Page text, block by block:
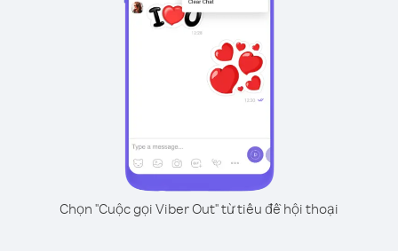
Chọn "Cuộc gọi Viber Out" từ tiêu đề hội thoại